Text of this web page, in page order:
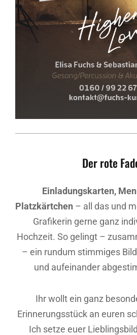
Der rote
Einladungskarten,
Platzkärtchen – all das und
Grafikerin gerne ganz
Hochzeit. So gelingt –
– ein rundum stimmiges
und aufeinander
Ihr wollt ein ganz
Erinnerungsstück an euren
Ich setze euer